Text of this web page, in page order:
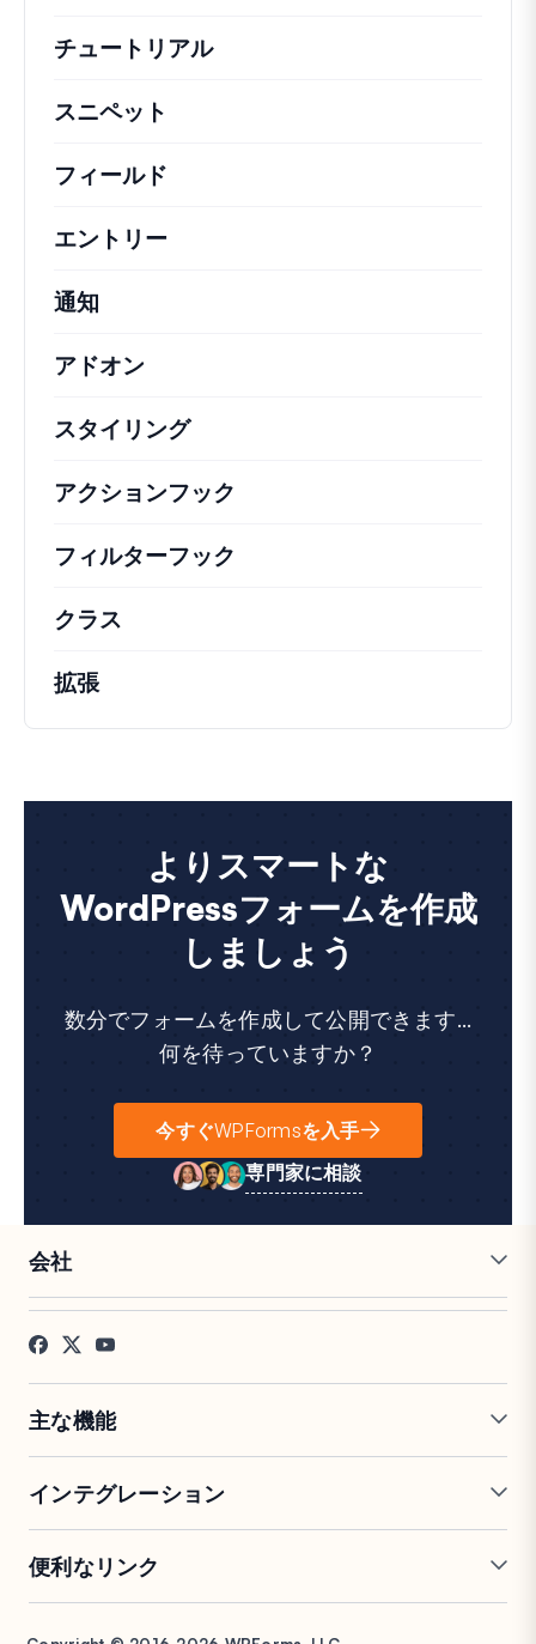
チュートリアル役立つハウツー記事やその他
スニペット
フィールド
エントリー
通知
アドオン
スタイリング
アクションフック
フィルターフック
クラス
拡張
よりスマートな
WordPressフォームを作成
しましょう
数分でフォームを作成して公開できます...
何を待っていますか？
今すぐWPFormsを入手
専門家に相談
会社
採用情報
お客様の声
プレス
アフィリエイト
主な機能
条件付きロジック
会話型フォーム
フォームランディングページ
エントリー管理
フォーム放棄
PDF生成
署名フォーム
スパム保護
インテグレーション
Google Sheets
Salesforce
HubSpot
Stripe
PayPal
便利なリンク